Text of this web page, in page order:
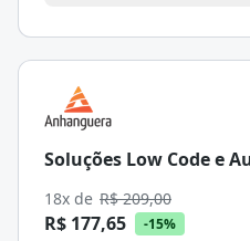
Soluções Low Code e
18x de R$ 209,00
R$ 177,65 -15%